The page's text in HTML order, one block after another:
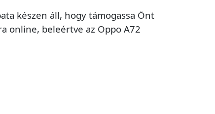
készen áll, hogy támogassa Önt
online, beleértve az Oppo A72